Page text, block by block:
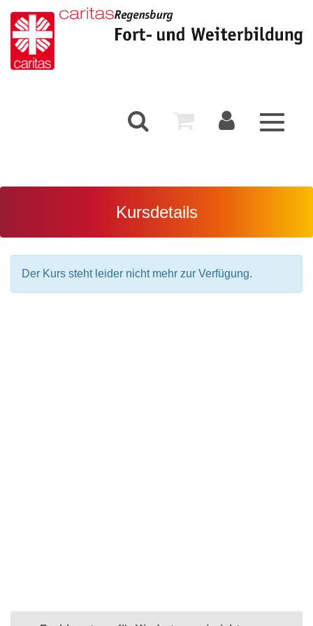
Toggle
Kursdetails
Der Kurs steht leider nicht mehr zur Verfügung.